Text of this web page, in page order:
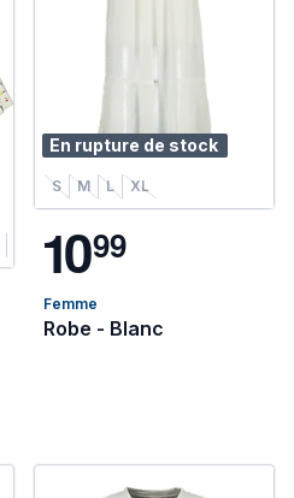
6-8 ans
En rupture de stock
S M L XL
1099
Femme
Robe - Blanc